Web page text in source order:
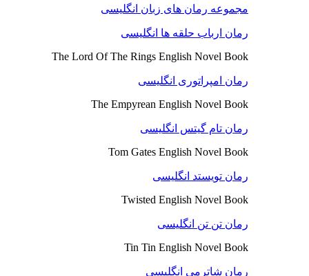
مجموعه رمان های زبان انگلیسی
رمان ارباب حلقه ها انگلیسی
The Lord Of The Rings English Novel Book
رمان امپراتوری انگلیسی
The Empyrean English Novel Book
رمان تام گیتس انگلیسی
Tom Gates English Novel Book
رمان تویستد انگلیسی
Twisted English Novel Book
رمان تن تن انگلیسی
Tin Tin English Novel Book
رمان شاترمی انگلیسی